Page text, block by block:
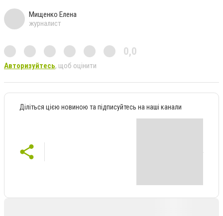
Мищенко Елена
журналист
0,0
Авторизуйтесь, щоб оцінити
Діліться цією новиною та підписуйтесь на наші канали